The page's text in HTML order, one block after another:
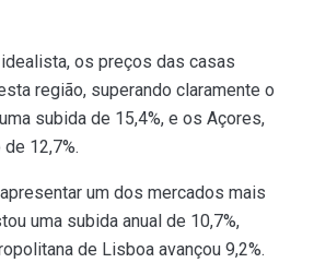
os preços das casas
região, superando claramente o
subida de 15,4%, e os Açores,
12,7%.
um dos mercados mais
uma subida anual de 10,7%,
de Lisboa avançou 9,2%.